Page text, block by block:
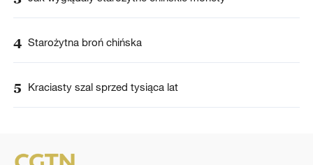
4 Starożytna broń chińska
5 Kraciasty szal sprzed tysiąca lat